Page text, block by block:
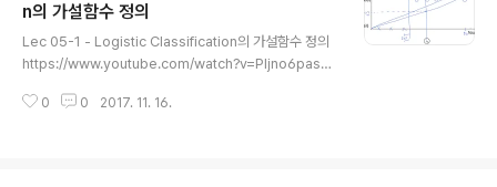
해결한다. 이에 가장 적합한 $g(x)$는 sigmoid라고 하
는 $g(z) = \frac {1}{1+e^{-z}}$ 이다. 이를 적용했을
때의 Hypothesis는 $H_R (X) = g(H_L (X))$ 가 된다.
수식이 많아..
n의 가설함수 정의
Lec 05-1 - Logistic Classification의 가설함수 정의
https://www.youtube.com/watch?v=PIjno6paszY
n은 두가지 범주로 나누는 것 -> 0, 1 encodingSpam o
0 0 2017. 11. 16.